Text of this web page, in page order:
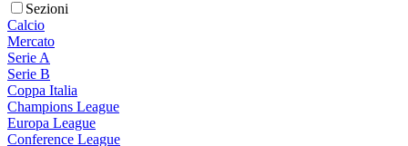
Sezioni
Calcio
Mercato
Serie A
Serie B
Coppa Italia
Champions League
Europa League
Conference League